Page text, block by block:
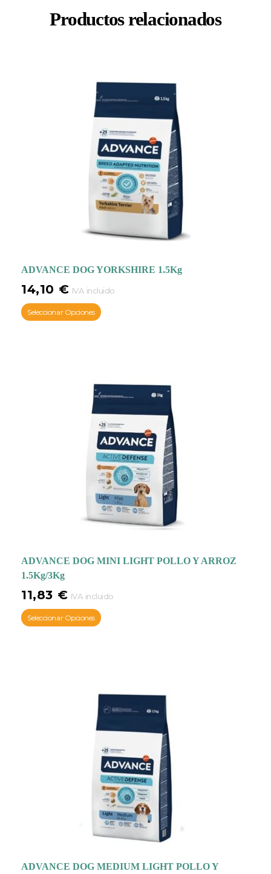
Productos relacionados
ADVANCE DOG YORKSHIRE 1.5Kg
14,10 € IVA incluido
Seleccionar Opciones
ADVANCE DOG MINI LIGHT POLLO Y ARROZ
1.5Kg/3Kg
11,83 € IVA incluido
Seleccionar Opciones
ADVANCE DOG MEDIUM LIGHT POLLO Y